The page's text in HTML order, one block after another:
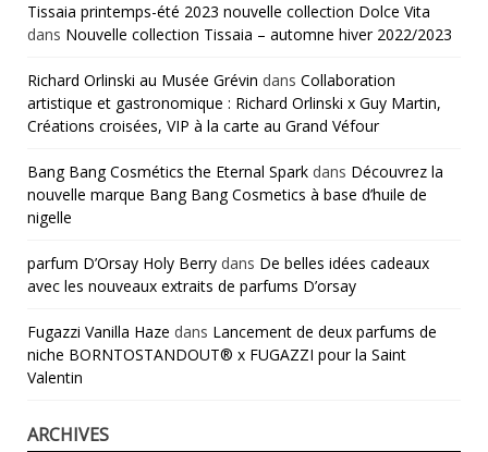
Tissaia printemps-été 2023 nouvelle collection Dolce Vita
dans Nouvelle collection Tissaia – automne hiver 2022/2023
Richard Orlinski au Musée Grévin dans Collaboration
artistique et gastronomique : Richard Orlinski x Guy Martin,
Créations croisées, VIP à la carte au Grand Véfour
Bang Bang Cosmétics the Eternal Spark dans Découvrez la
nouvelle marque Bang Bang Cosmetics à base d’huile de
nigelle
parfum D’Orsay Holy Berry dans De belles idées cadeaux
avec les nouveaux extraits de parfums D’orsay
Fugazzi Vanilla Haze dans Lancement de deux parfums de
niche BORNTOSTANDOUT® x FUGAZZI pour la Saint
Valentin
ARCHIVES